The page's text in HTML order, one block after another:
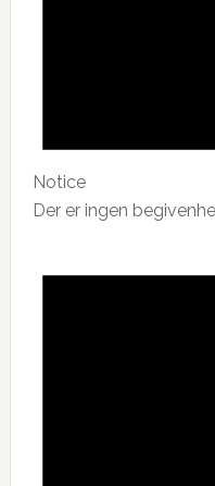
Notice
Der er ingen